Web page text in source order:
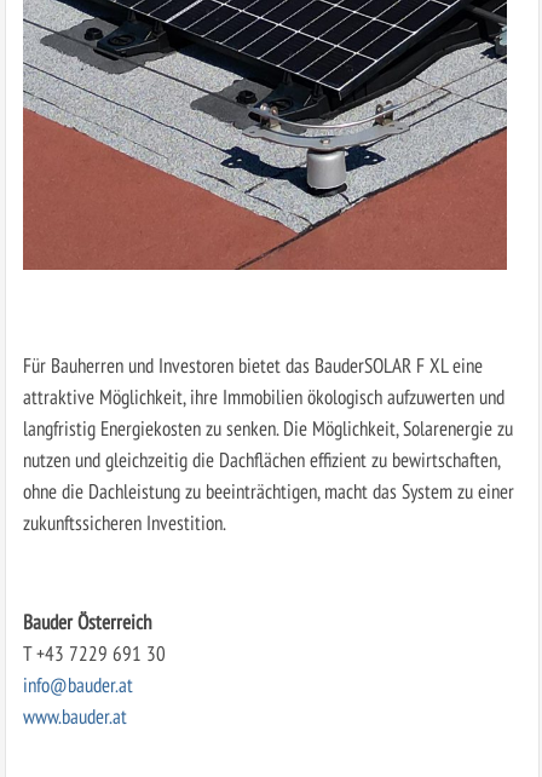
Für Bauherren und Investoren bietet das BauderSOLAR F XL eine
attraktive Möglichkeit, ihre Immobilien ökologisch aufzuwerten und
langfristig Energiekosten zu senken. Die Möglichkeit, Solarenergie zu
nutzen und gleichzeitig die Dachflächen effizient zu bewirtschaften,
ohne die Dachleistung zu beeinträchtigen, macht das System zu einer
zukunftssicheren Investition.
Bauder Österreich
T +43 7229 691 30
info@bauder.at
www.bauder.at